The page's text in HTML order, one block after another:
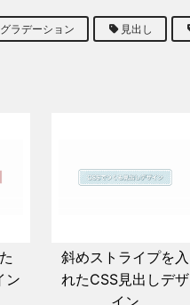
グラデーション 見出し
ン
斜めストライプを入
れたCSS見出しデザ
イン